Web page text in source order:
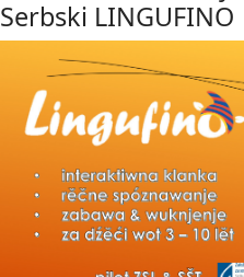
Serbski LINGUFINO